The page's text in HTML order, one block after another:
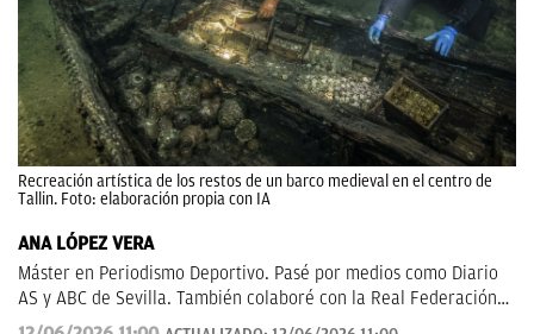
Recreación artística de los restos de un barco medieval en el centro de
Tallin. Foto: elaboración propia con IA
ANA LÓPEZ VERA
Máster en Periodismo Deportivo. Pasé por medios como Diario
AS y ABC de Sevilla. También colaboré con la Real Federación
de Fútbol Andaluza.